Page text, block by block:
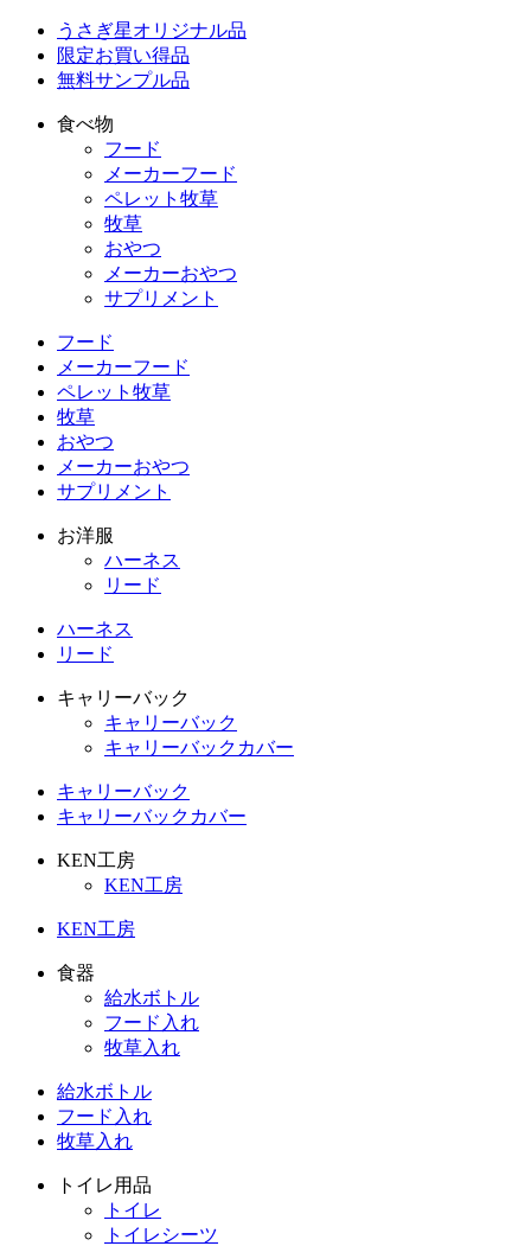
うさぎ星オリジナル品
限定お買い得品
無料サンプル品
食べ物
フード
メーカーフード
ペレット牧草
牧草
おやつ
メーカーおやつ
サプリメント
フード
メーカーフード
ペレット牧草
牧草
おやつ
メーカーおやつ
サプリメント
お洋服
ハーネス
リード
ハーネス
リード
キャリーバック
キャリーバック
キャリーバックカバー
キャリーバック
キャリーバックカバー
KEN工房
KEN工房
KEN工房
食器
給水ボトル
フード入れ
牧草入れ
給水ボトル
フード入れ
牧草入れ
トイレ用品
トイレ
トイレシーツ